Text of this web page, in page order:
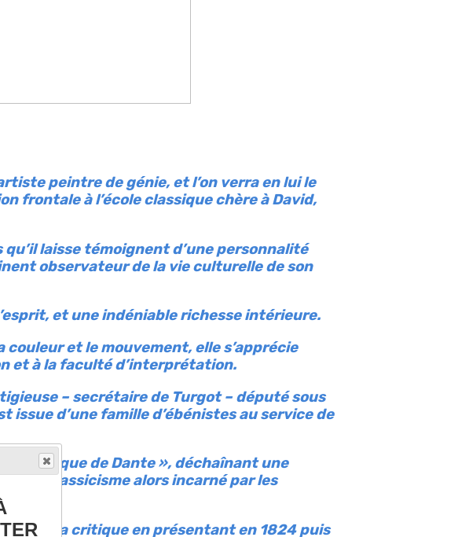
peintre de génie, et l’on verra en lui le
frontale à l’école classique chère à David,
laisse témoignent d’une personnalité
observateur de la vie culturelle de son
et une indéniable richesse intérieure.
et le mouvement, elle s’apprécie
et à la faculté d’interprétation.
– secrétaire de Turgot – député sous
d’une famille d’ébénistes au service de
la Barque de Dante », déchaînant une
néoclassicisme alors incarné par les
la critique en présentant en 1824 puis